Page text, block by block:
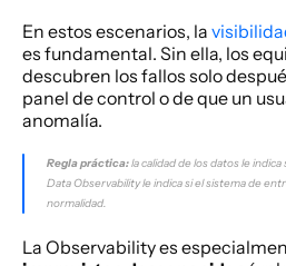
En estos escenarios, la
es fundamental. Sin ella, los
descubren los fallos solo
panel de control o de que un
anomalía.
Regla práctica: la calidad de los datos le
Data Observability le indica si el sistema de
normalidad.